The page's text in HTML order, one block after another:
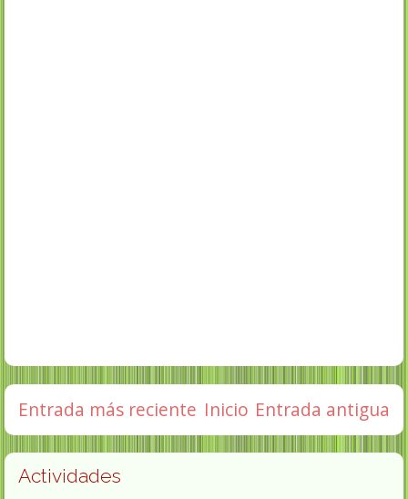
Entrada más reciente Entrada antigua
Inicio
Actividades